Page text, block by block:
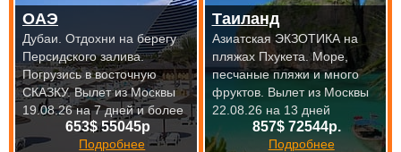
653$ 55045р
Подробнее
ОАЭ
Дубаи. Отдохни на берегу
Персидского залива.
Погрузись в восточную
СКАЗКУ.Вылет из Москвы
19.08.26 на 7 дней и более
857$ 72544р.
Подробнее
Таиланд
Азиатская ЭКЗОТИКА на
пляжах Пхукета. Море,
песчаные пляжи и много
фруктов. Вылет из Москвы
22.08.26 на 13 дней